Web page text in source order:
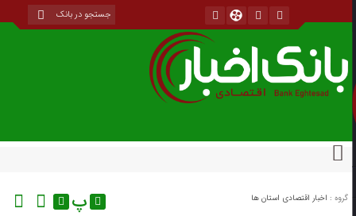
گروه : اخبار اقتصادی استان ها پ